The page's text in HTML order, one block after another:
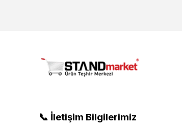
📞 İletişim Bilgilerimiz